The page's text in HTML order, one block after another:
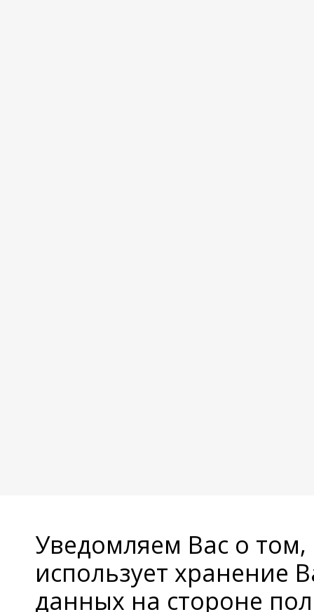
Уведомляем Вас о
использует хранение
данных на стороне